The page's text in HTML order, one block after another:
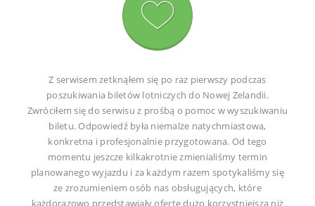
Z serwisem zetknąłem się po raz pierwszy podczas
poszukiwania biletów lotniczych do Nowej Zelandii.
Zwróciłem się do serwisu z prośbą o pomoc w wyszukiwaniu
biletu. Odpowiedź była niemalże natychmiastowa,
konkretna i profesjonalnie przygotowana. Od tego
momentu jeszcze kilkakrotnie zmienialiśmy termin
planowanego wyjazdu i za każdym razem spotykaliśmy się
ze zrozumieniem osób nas obsługujących, które
każdorazowo przedstawiały ofertę dużo korzystniejszą niż